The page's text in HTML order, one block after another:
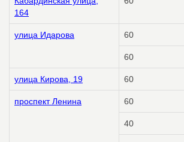
164
улица Идарова 60
60
улица Кирова, 19 60
проспект Ленина 60
40